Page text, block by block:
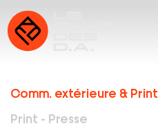
Comm. extérieure & Print
Print - Presse